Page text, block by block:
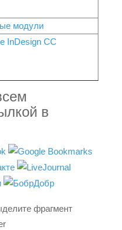
модули
InDesign CC
в
фрагмент